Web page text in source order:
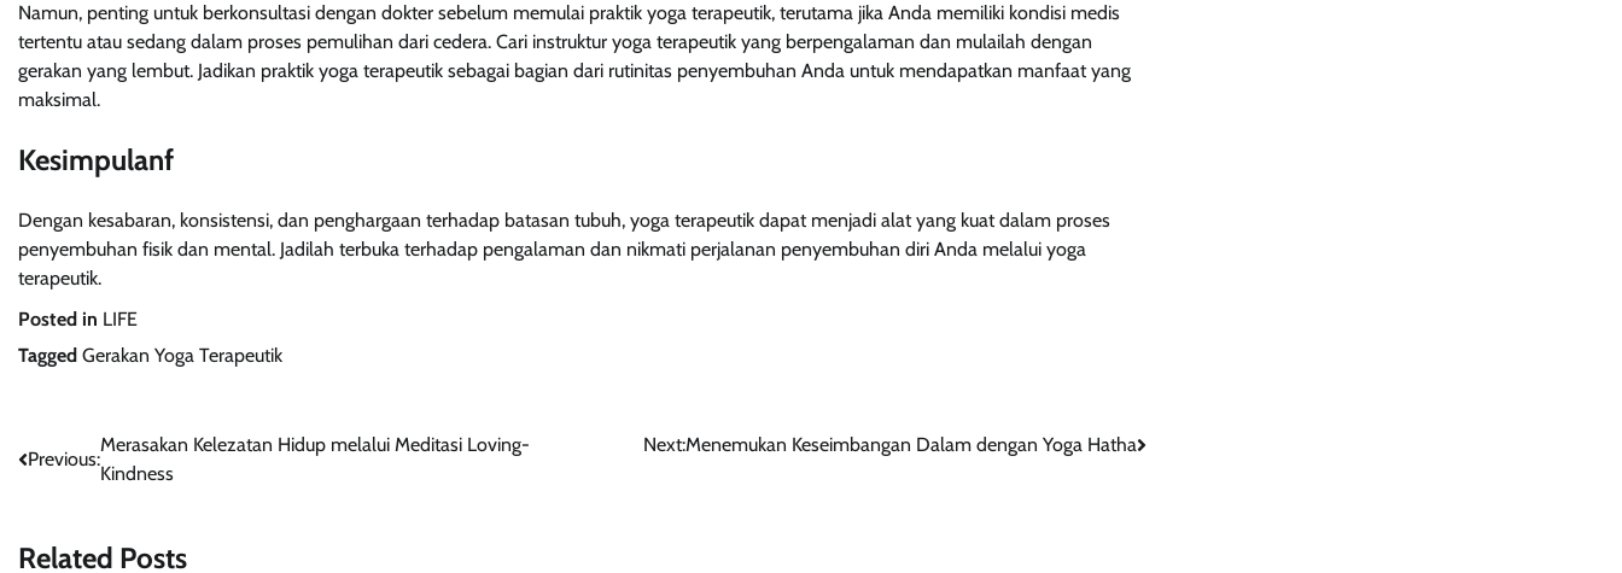
Namun, penting untuk berkonsultasi dengan dokter sebelum memulai praktik yoga terapeutik, terutama jika Anda memiliki kondisi medis
tertentu atau sedang dalam proses pemulihan dari cedera. Cari instruktur yoga terapeutik yang berpengalaman dan mulailah dengan
gerakan yang lembut. Jadikan praktik yoga terapeutik sebagai bagian dari rutinitas penyembuhan Anda untuk mendapatkan manfaat yang
maksimal.
Kesimpulanf
Dengan kesabaran, konsistensi, dan penghargaan terhadap batasan tubuh, yoga terapeutik dapat menjadi alat yang kuat dalam proses
penyembuhan fisik dan mental. Jadilah terbuka terhadap pengalaman dan nikmati perjalanan penyembuhan diri Anda melalui yoga
terapeutik.
Posted in LIFE
Tagged Gerakan Yoga Terapeutik
Post
Previous:
Merasakan Kelezatan Hidup melalui Meditasi Loving-
Kindness
Next:Menemukan Keseimbangan Dalam dengan Yoga Hatha
Related Posts